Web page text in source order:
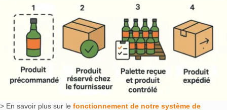
> En savoir plus sur le fonctionnement de notre système de